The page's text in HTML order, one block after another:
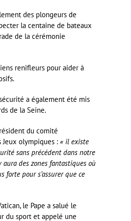
des plongeurs de
la centaine de bateaux
de la cérémonie
renifleurs pour aider à
a également été mis
de la Seine.
du comité
Jeux olympiques : « il existe
sans précédent dans notre
aura des zones fantastiques où
forte pour s’assurer que ce
le Pape a salué le
du sport et appelé une